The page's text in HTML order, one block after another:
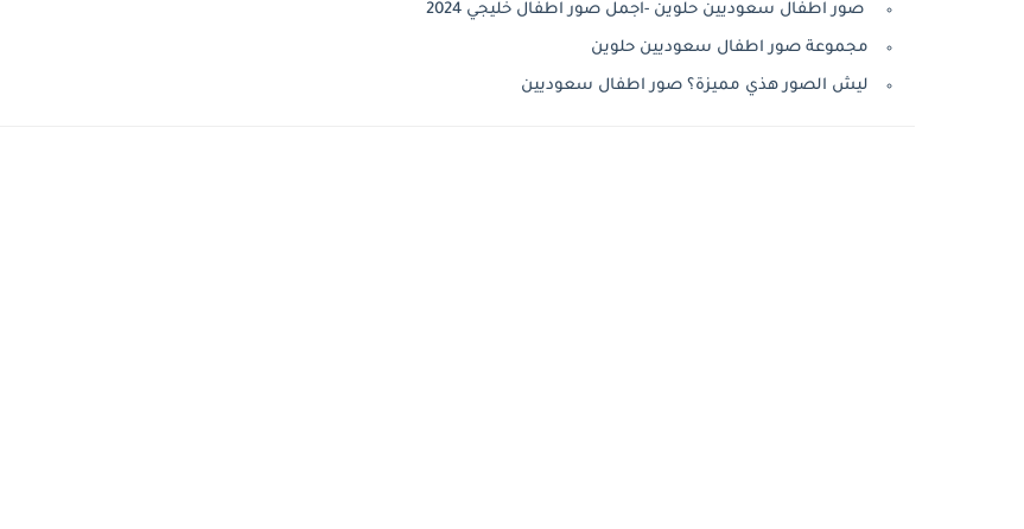
صور اطفال سعوديين حلوين -اجمل صور اطفال خليجي 2024
مجموعة صور اطفال سعوديين حلوين
ليش الصور هذي مميزة؟ صور اطفال سعوديين